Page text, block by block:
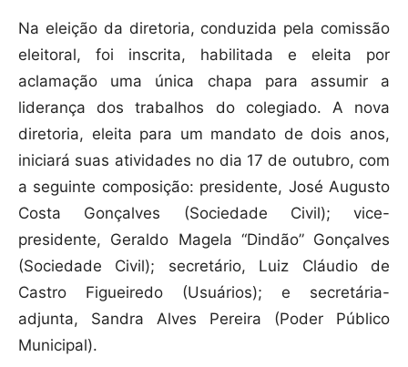
Na eleição da diretoria, conduzida pela comissão
eleitoral, foi inscrita, habilitada e eleita por
aclamação uma única chapa para assumir a
liderança dos trabalhos do colegiado. A nova
diretoria, eleita para um mandato de dois anos,
iniciará suas atividades no dia 17 de outubro, com
a seguinte composição: presidente, José Augusto
Costa Gonçalves (Sociedade Civil); vice-
presidente, Geraldo Magela “Dindão” Gonçalves
(Sociedade Civil); secretário, Luiz Cláudio de
Castro Figueiredo (Usuários); e secretária-
adjunta, Sandra Alves Pereira (Poder Público
Municipal).